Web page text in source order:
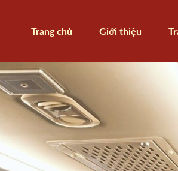
Trang chủ Giới thiệu